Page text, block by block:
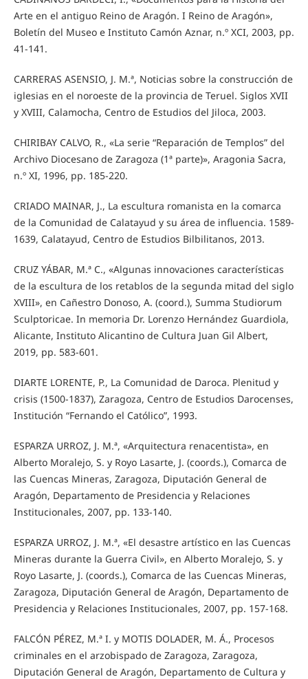
Arte en el antiguo Reino de Aragón. I Reino de Aragón»,
Boletín del Museo e Instituto Camón Aznar, n.º XCI, 2003, pp.
41-141.
CARRERAS ASENSIO, J. M.ª, Noticias sobre la construcción de
iglesias en el noroeste de la provincia de Teruel. Siglos XVII
y XVIII, Calamocha, Centro de Estudios del Jiloca, 2003.
CHIRIBAY CALVO, R., «La serie “Reparación de Templos” del
Archivo Diocesano de Zaragoza (1ª parte)», Aragonia Sacra,
n.º XI, 1996, pp. 185-220.
CRIADO MAINAR, J., La escultura romanista en la comarca
de la Comunidad de Calatayud y su área de influencia. 1589-
1639, Calatayud, Centro de Estudios Bilbilitanos, 2013.
CRUZ YÁBAR, M.ª C., «Algunas innovaciones características
de la escultura de los retablos de la segunda mitad del siglo
XVIII», en Cañestro Donoso, A. (coord.), Summa Studiorum
Sculptoricae. In memoria Dr. Lorenzo Hernández Guardiola,
Alicante, Instituto Alicantino de Cultura Juan Gil Albert,
2019, pp. 583-601.
DIARTE LORENTE, P., La Comunidad de Daroca. Plenitud y
crisis (1500-1837), Zaragoza, Centro de Estudios Darocenses,
Institución “Fernando el Católico”, 1993.
ESPARZA URROZ, J. M.ª, «Arquitectura renacentista», en
Alberto Moralejo, S. y Royo Lasarte, J. (coords.), Comarca de
las Cuencas Mineras, Zaragoza, Diputación General de
Aragón, Departamento de Presidencia y Relaciones
Institucionales, 2007, pp. 133-140.
ESPARZA URROZ, J. M.ª, «El desastre artístico en las Cuencas
Mineras durante la Guerra Civil», en Alberto Moralejo, S. y
Royo Lasarte, J. (coords.), Comarca de las Cuencas Mineras,
Zaragoza, Diputación General de Aragón, Departamento de
Presidencia y Relaciones Institucionales, 2007, pp. 157-168.
FALCÓN PÉREZ, M.ª I. y MOTIS DOLADER, M. Á., Procesos
criminales en el arzobispado de Zaragoza, Zaragoza,
Diputación General de Aragón, Departamento de Cultura y